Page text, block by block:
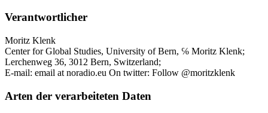
Verantwortlicher
Moritz Klenk
Center for Global Studies, University of Bern, ℅ Moritz Klenk;
Lerchenweg 36, 3012 Bern, Switzerland;
E-mail: email at noradio.eu On twitter: Follow @moritzklenk
Arten der verarbeiteten Daten